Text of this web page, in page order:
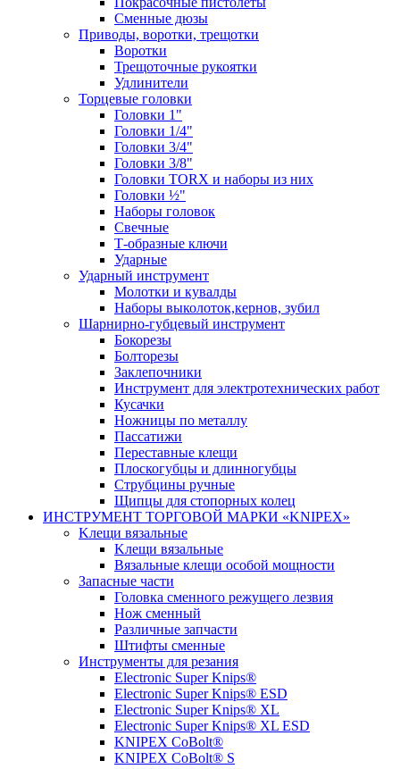
Сменные дюзы
Приводы, воротки, трещотки
Воротки
Трещоточные рукоятки
Удлинители
Торцевые головки
Головки 1"
Головки 1/4"
Головки 3/4"
Головки 3/8"
Головки TORX и наборы из них
Головки ½"
Наборы головок
Свечные
Т-образные ключи
Ударные
Ударный инструмент
Молотки и кувалды
Наборы выколоток,кернов, зубил
Шарнирно-губцевый инструмент
Бокорезы
Болторезы
Заклепочники
Инструмент для электротехнических работ
Кусачки
Ножницы по металлу
Пассатижи
Переставные клещи
Плоскогубцы и длинногубцы
Струбцины ручные
Щипцы для стопорных колец
ИНСТРУМЕНТ ТОРГОВОЙ МАРКИ «KNIPEX»
Kлещи вязальные
Kлещи вязальные
Вязальные клещи особой мощности
Запасные части
Головка сменного режущего лезвия
Нож сменный
Различные запчасти
Штифты сменные
Инструменты для резания
Electronic Super Knips®
Electronic Super Knips® ESD
Electronic Super Knips® XL
Electronic Super Knips® XL ESD
KNIPEX CoBolt®
KNIPEX CoBolt® S